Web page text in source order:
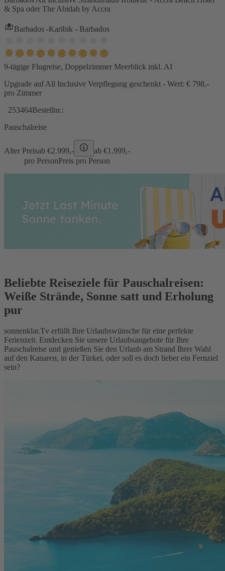
& Spa oder The Abidah by Accra
Barbados -Karibik - Barbados
9-tägige Flugreise, Doppelzimmer Meerblick inkl. AI
Upgrade auf All Inclusive Verpflegung geschenkt - Wert: € 798,-
pro Zimmer
253464Bestellnr.:
Pauschalreise
Alter Preisab €2.999,- ab €1.999,-
pro PersonPreis pro Person
Beliebte Reiseziele für Pauschalreisen:
Weiße Strände, Sonne satt und Erholung
pur
sonnenklar.Tv erfüllt Ihre Urlaubswünsche für eine perfekte
Ferienzeit. Entdecken Sie unsere Urlaubsangebote für Ihre
Pauschalreise und genießen Sie den Urlaub am Strand Ihrer Wahl
auf den Kanaren, in der Türkei, oder soll es doch lieber ein Fernziel
sein?